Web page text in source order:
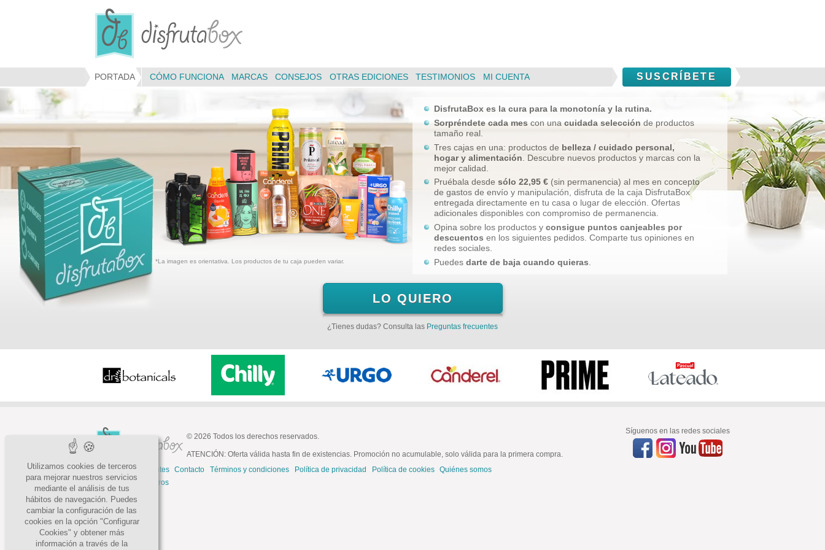
PORTADA CÓMO FUNCIONA MARCAS CONSEJOS OTRAS EDICIONES TESTIMONIOS MI CUENTA SUSCRÍBETE
*La imagen es orientativa. Los productos de tu caja pueden variar.
DisfrutaBox es la cura para la monotonía y la rutina.
Sorpréndete cada mescon una cuidada selecciónde productos
tamaño real.
Tres cajas en una: productos de belleza / cuidado personal,
hogar y alimentación . Descubre nuevos productos y marcas con la
mejor calidad.
Pruébala desde sólo 22,95 € (sin permanencia) al mes en concepto
de gastos de envío y manipulación, disfruta de la caja DisfrutaBox
entregada directamente en tu casa o lugar de elección. Ofertas
adicionales disponibles con compromiso de permanencia.
Opina sobre los productos yconsigue puntos canjeables por
descuentos en los siguientes pedidos. Comparte tus opiniones en
redes sociales.
Puedesdarte de baja cuando quieras
LO QUIERO
¿Tienes dudas? Consulta las Preguntas frecuentes
© 2026 Todos los derechos reservados.
ATENCIÓN: Oferta válida hasta fin de existencias. Promoción no acumulable, solo válida para la primera compra.
Preguntas frecuentes Contacto Términos y condiciones Política de privacidad Política de cookies
Quiénes somos
Trabaja con nosotros
Síguenos en las redes sociales
Utilizamos cookies de terceros
para mejorar nuestros servicios
mediante el análisis de tus
hábitos de navegación. Puedes
cambiar la configuración de las
cookies en la opción "Configurar
Cookies" y obtener más
información a través de la